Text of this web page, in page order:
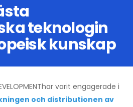
teknologin
kunskap
varit engagerade i
och distributionen av